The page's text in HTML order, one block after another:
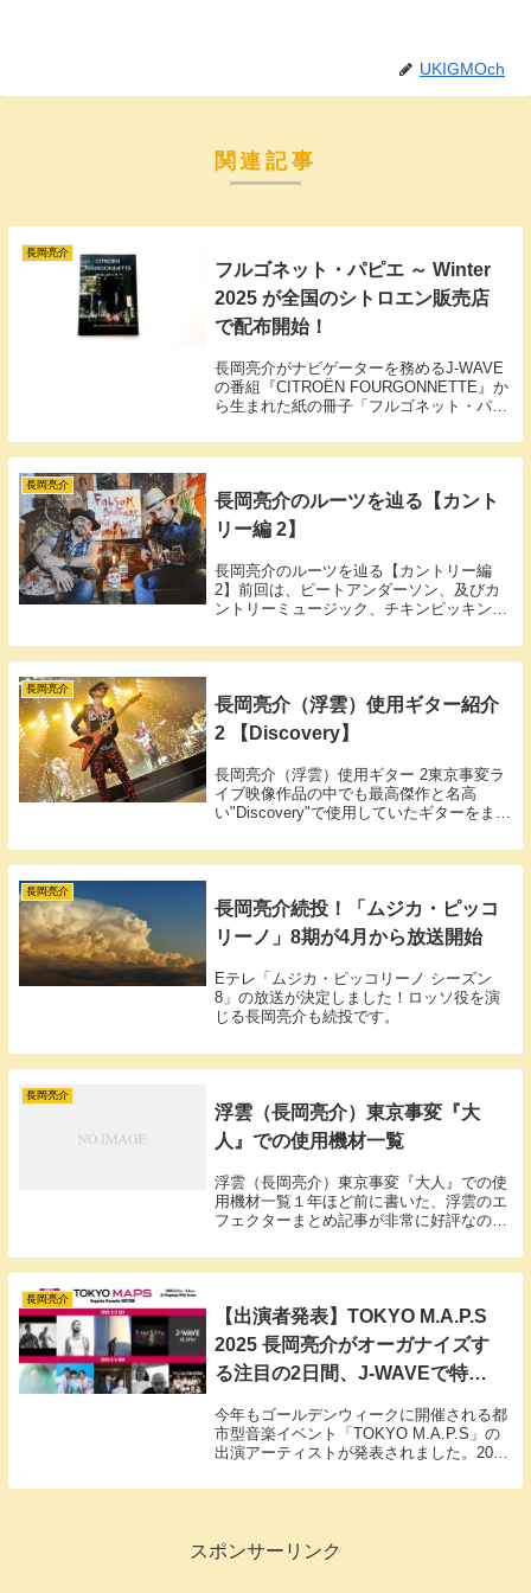
UKIGMOch
関連記事
長岡亮介
フルゴネット・パピエ ～ Winter
2025 が全国のシトロエン販売店
で配布開始！
長岡亮介がナビゲーターを務めるJ-WAVE
の番組『CITROËN FOURGONNETTE』か
ら生まれた紙の冊子「フルゴネット・パピ
いに完成！
長岡亮介
長岡亮介のルーツを辿る【カント
リー編 2】
長岡亮介のルーツを辿る【カントリー編
2】前回は、ピートアンダーソン、及びカ
ントリーミュージック、チキンピッキング
は、ルーツとなったアーティストにだけ絞
って紹介していこうと思います。後半には
長岡亮介
長岡亮介（浮雲）使用ギター紹介
2 【Discovery】
長岡亮介（浮雲）使用ギター 2東京事変ラ
イブ映像作品の中でも最高傑作と名高
い"Discovery"で使用していたギターをまと
レバ東京事変 EMI Records Japan 20...
長岡亮介
長岡亮介続投！「ムジカ・ピッコ
リーノ」8期が4月から放送開始
Eテレ「ムジカ・ピッコリーノ シーズン
8」の放送が決定しました！ロッソ役を演
じる長岡亮介も続投です。
長岡亮介
浮雲（長岡亮介）東京事変『大
人』での使用機材一覧
浮雲（長岡亮介）東京事変『大人』での使
用機材一覧１年ほど前に書いた、浮雲のエ
フェクターまとめ記事が非常に好評なの
ようとおもいます。今回は、事変加入初期
の『大人』の頃に使用していた機材です。
長岡亮介
【出演者発表】TOKYO M.A.P.S
2025 長岡亮介がオーガナイズす
る注目の2日間、J-WAVEで特別
今年もゴールデンウィークに開催される都
市型音楽イベント「TOKYO M.A.P.S」の
出演アーティストが発表されました。2025
ロールズの長岡亮介。ジャンルを超えた音
スポンサーリンク